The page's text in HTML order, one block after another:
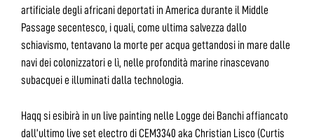
artificiale degli africani deportati in America durante il Middle
Passage secentesco, i quali, come ultima salvezza dallo
schiavismo, tentavano la morte per acqua gettandosi in mare dalle
navi dei colonizzatori e lì, nelle profondità marine rinascevano
subacquei e illuminati dalla technologia.
Haqq si esibirà in un live painting nelle Logge dei Banchi affiancato
dall’ultimo live set electro di CEM3340 aka Christian Lisco (Curtis